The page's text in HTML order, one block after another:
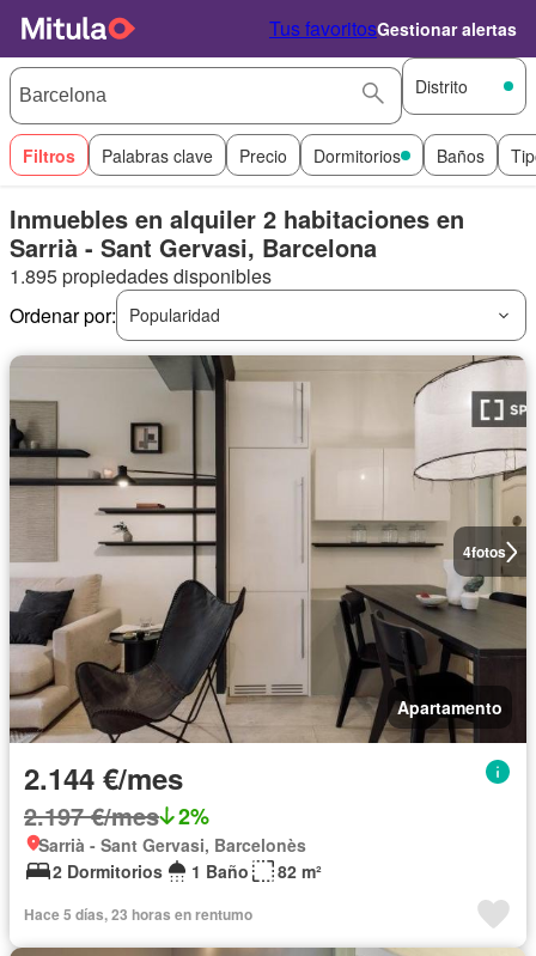
Tus favoritosGestionar alertas
Distrito
Filtros Palabras clave Precio Dormitorios Baños
Inmuebles en alquiler 2 habitaciones en
Sarrià - Sant Gervasi, Barcelona
1.895 propiedades disponibles
Ordenar por:
Popularidad
4fotos
Apartamento
2.144 €/mes
2.197 €/mes 2%
Sarrià - Sant Gervasi, Barcelonès
2 Dormitorios
1 Baño 82 m²
Hace 5 días, 23 horas en rentumo